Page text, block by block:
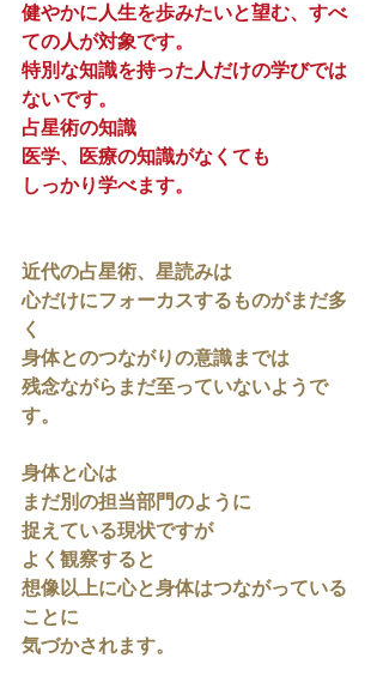
健やかに人生を歩みたいと望む、すべ
ての人が対象です。
特別な知識を持った人だけの学びでは
ないです。
占星術の知識
医学、医療の知識がなくても
しっかり学べます。
近代の占星術、星読みは
心だけにフォーカスするものがまだ多
く
身体とのつながりの意識までは
残念ながらまだ至っていないようで
す。
身体と心は
まだ別の担当部門のように
捉えている現状ですが
よく観察すると
想像以上に心と身体はつながっている
ことに
気づかされます。